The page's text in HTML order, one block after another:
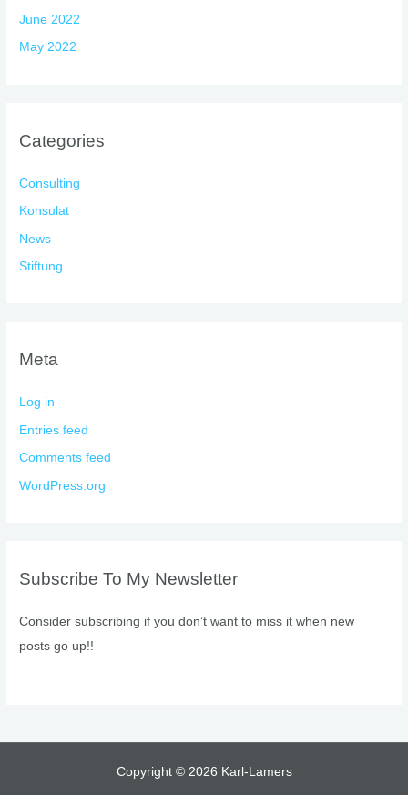
June 2022
May 2022
Categories
Consulting
Konsulat
News
Stiftung
Meta
Log in
Entries feed
Comments feed
WordPress.org
Subscribe To My Newsletter
Consider subscribing if you don’t want to miss it when new
posts go up!!
Copyright © 2026 Karl-Lamers